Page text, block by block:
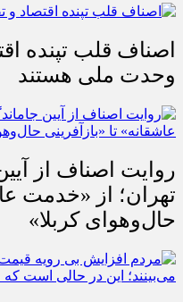
اصناف قلب تپنده
وحدت ملی هستند
روایت اصناف از
تهران؛ از «خدمت
حال‌وهوای کربلا»